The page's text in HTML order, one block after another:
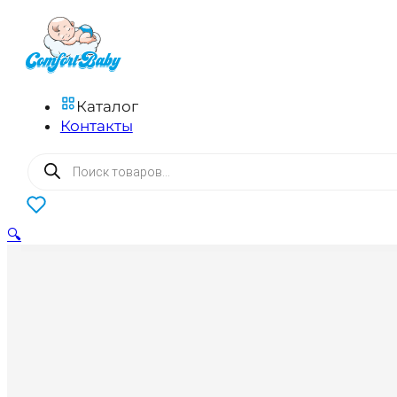
Каталог
Контакты
Поиск
товаров
0
🔍